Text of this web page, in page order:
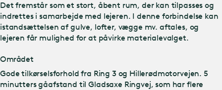
Det fremstår som et stort, åbent rum, der kan tilpasses og
indrettes i samarbejde med lejeren. I denne forbindelse kan
istandsættelsen af gulve, lofter, vægge mv. aftales, og
lejeren får mulighed for at påvirke materialevalget.
Området
Gode tilkørselsforhold fra Ring 3 og Hillerødmotorvejen. 5
minutters gåafstand til Gladsaxe Ringvej, som har flere